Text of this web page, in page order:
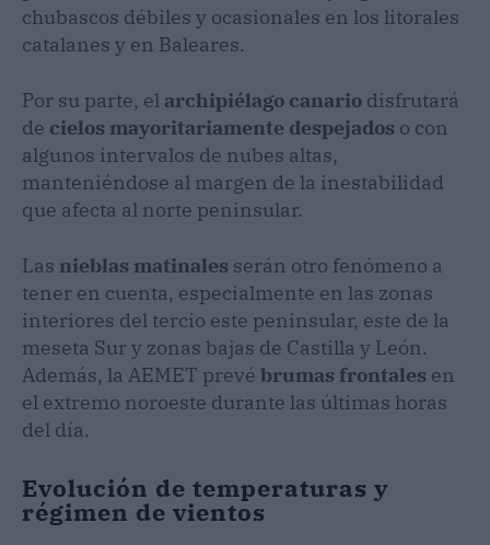
chubascos débiles y ocasionales en los litorales
catalanes y en Baleares.
Por su parte, el archipiélago canario disfrutará
de cielos mayoritariamente despejados o con
algunos intervalos de nubes altas,
manteniéndose al margen de la inestabilidad
que afecta al norte peninsular.
Las nieblas matinales serán otro fenómeno a
tener en cuenta, especialmente en las zonas
interiores del tercio este peninsular, este de la
meseta Sur y zonas bajas de Castilla y León.
Además, la AEMET prevé brumas frontales en
el extremo noroeste durante las últimas horas
del día.
Evolución de temperaturas y
régimen de vientos